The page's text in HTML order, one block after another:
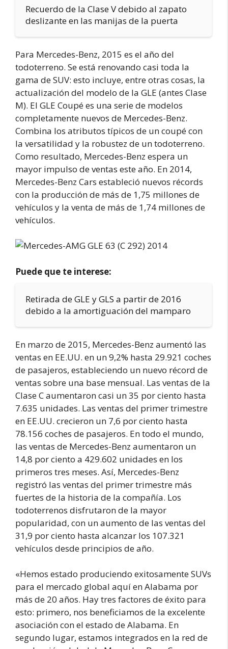
Recuerdo de la Clase V debido al zapato
deslizante en las manijas de la puerta
Para Mercedes-Benz, 2015 es el año del
todoterreno. Se está renovando casi toda la
gama de SUV: esto incluye, entre otras cosas, la
actualización del modelo de la GLE (antes Clase
M). El GLE Coupé es una serie de modelos
completamente nuevos de Mercedes-Benz.
Combina los atributos típicos de un coupé con
la versatilidad y la robustez de un todoterreno.
Como resultado, Mercedes-Benz espera un
mayor impulso de ventas este año. En 2014,
Mercedes-Benz Cars estableció nuevos récords
con la producción de más de 1,75 millones de
vehículos y la venta de más de 1,74 millones de
vehículos.
Puede que te interese:
Retirada de GLE y GLS a partir de 2016
debido a la amortiguación del mamparo
En marzo de 2015, Mercedes-Benz aumentó las
ventas en EE.UU. en un 9,2% hasta 29.921 coches
de pasajeros, estableciendo un nuevo récord de
ventas sobre una base mensual. Las ventas de la
Clase C aumentaron casi un 35 por ciento hasta
7.635 unidades. Las ventas del primer trimestre
en EE.UU. crecieron un 7,6 por ciento hasta
78.156 coches de pasajeros. En todo el mundo,
las ventas de Mercedes-Benz aumentaron un
14,8 por ciento a 429.602 unidades en los
primeros tres meses. Así, Mercedes-Benz
registró las ventas del primer trimestre más
fuertes de la historia de la compañía. Los
todoterrenos disfrutaron de la mayor
popularidad, con un aumento de las ventas del
31,9 por ciento hasta alcanzar los 107.321
vehículos desde principios de año.
«Hemos estado produciendo exitosamente SUVs
para el mercado global aquí en Alabama por
más de 20 años. Hay tres factores de éxito para
esto: primero, nos beneficiamos de la excelente
asociación con el estado de Alabama. En
segundo lugar, estamos integrados en la red de